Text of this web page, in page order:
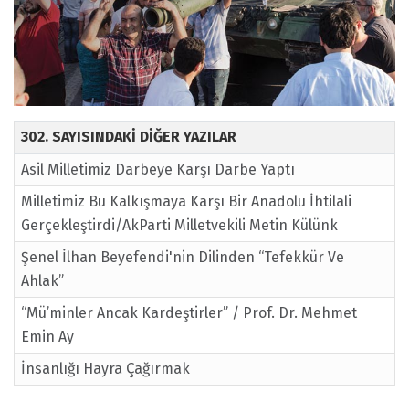
302. SAYISINDAKİ DİĞER YAZILAR
Asil Milletimiz Darbeye Karşı Darbe Yaptı
Milletimiz Bu Kalkışmaya Karşı Bir Anadolu İhtilali
Gerçekleştirdi/AkParti Milletvekili Metin Külünk
Şenel İlhan Beyefendi'nin Dilinden “Tefekkür Ve
Ahlak”
“Mü’minler Ancak Kardeştirler” / Prof. Dr. Mehmet
Emin Ay
İnsanlığı Hayra Çağırmak